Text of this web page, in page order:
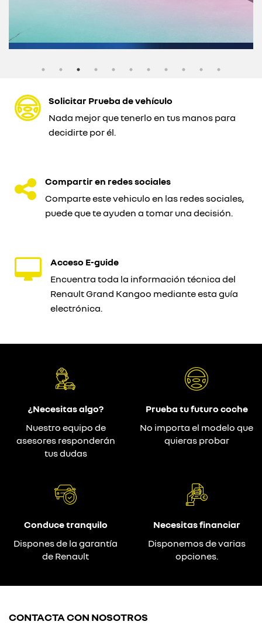
Solicitar Prueba de vehículo
Nada mejor que tenerlo en tus manos para
decidirte por él.
Compartir en redes sociales
Comparte este vehiculo en las redes sociales,
puede que te ayuden a tomar una decisión.
Acceso E-guide
Encuentra toda la información técnica del
Renault Grand Kangoo mediante esta guía
electrónica.
¿Necesitas algo?
Nuestro equipo de
asesores responderán
tus dudas
Prueba tu futuro coche
No importa el modelo que
quieras probar
Conduce tranquilo
Dispones de la garantía
de Renault
Necesitas financiar
Disponemos de varias
opciones.
CONTACTA CON NOSOTROS